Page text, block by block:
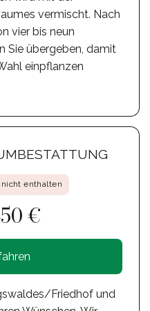
vermischt. Nach
vier bis neun
Sie übergeben, damit
einpflanzen
enthalten
€
Friedhof und